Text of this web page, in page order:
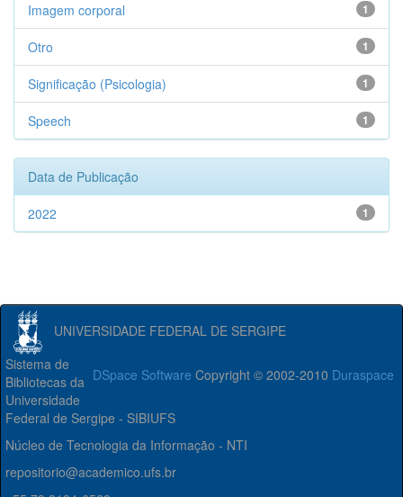
1
Imagem corporal
1
Otro
1
Significação (Psicologia)
1
Speech
Data de Publicação
1
2022
UNIVERSIDADE FEDERAL DE SERGIPE
DSpace Software Copyright © 2002-2010 Duraspace
Sistema de
Bibliotecas da
Universidade
Federal de Sergipe - SIBIUFS
Núcleo de Tecnologia da Informação - NTI
repositorio@academico.ufs.br